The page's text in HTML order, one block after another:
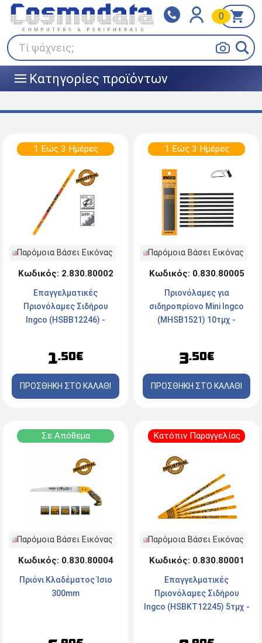
Τί ψάχνεις;
0
||| Κατηγορίες προϊόντων
Klarna
Πληρώστε σε 3
άτοκες δόσεις
BOX NOW
1 Εώς 3 Ημέρες
Παρόμοια Βάσει Εικόνας
Κωδικός: 2.830.80002
Επαγγελματικές
Πριονόλαμες Σιδήρου
Ingco (HSBB12246) -
1.50€
ΠΡΟΣΘΗΚΗ ΣΤΟ ΚΑΛΑΘΙ
1 Εώς 3 Ημέρες
Παρόμοια Βάσει Εικόνας
Κωδικός: 0.830.80005
Πριονόλαμες για
σιδηροπρίονο Mini Ingco
(MHSB1521) 10τμχ -
3.50€
ΠΡΟΣΘΗΚΗ ΣΤΟ ΚΑΛΑΘΙ
Σε Απόθεμα
Παρόμοια Βάσει Εικόνας
Κωδικός: 0.830.80004
Πριόνι Κλαδέματος Ίσιο
300mm
Κατόπιν Παραγγελίας
Παρόμοια Βάσει Εικόνας
Κωδικός: 0.830.80001
Επαγγελματικές
Πριονόλαμες Σιδήρου
Ingco (HSBKT12245) 5τμχ -